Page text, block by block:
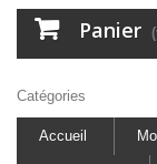
Panier
Catégories
Accueil